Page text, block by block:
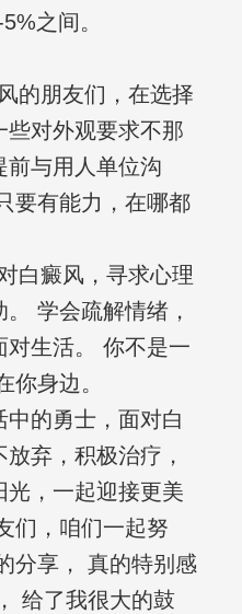
之间。
的朋友们，在选择
些对外观要求不那
前与用人单位沟
要有能力，在哪都
白癜风，寻求心理
学会疏解情绪，
对生活。 你不是一
你身边。
的勇士，面对白
弃，积极治疗，
光，一起迎接更美
们，咱们一起努
分享， 真的特别感
给了我很大的鼓